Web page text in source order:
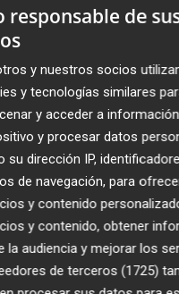
GALERÍAS DE ARTE
responsable de
y nuestros socios
y tecnologías similares
y acceder a
y procesar datos
su dirección IP,
de navegación, para
y contenido
y contenido, obtener
la audiencia y mejorar los
de terceros (1725)